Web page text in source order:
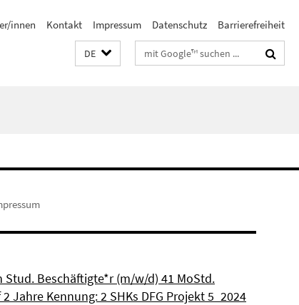
innen Kontakt Impressum Datenschutz Barrierefreiheit
DE Suchbegriffe
Stud. Beschäftigte*r (m/w/d) 41 MoStd.
Jahre Kennung: 2 SHKs DFG Projekt 5_2024